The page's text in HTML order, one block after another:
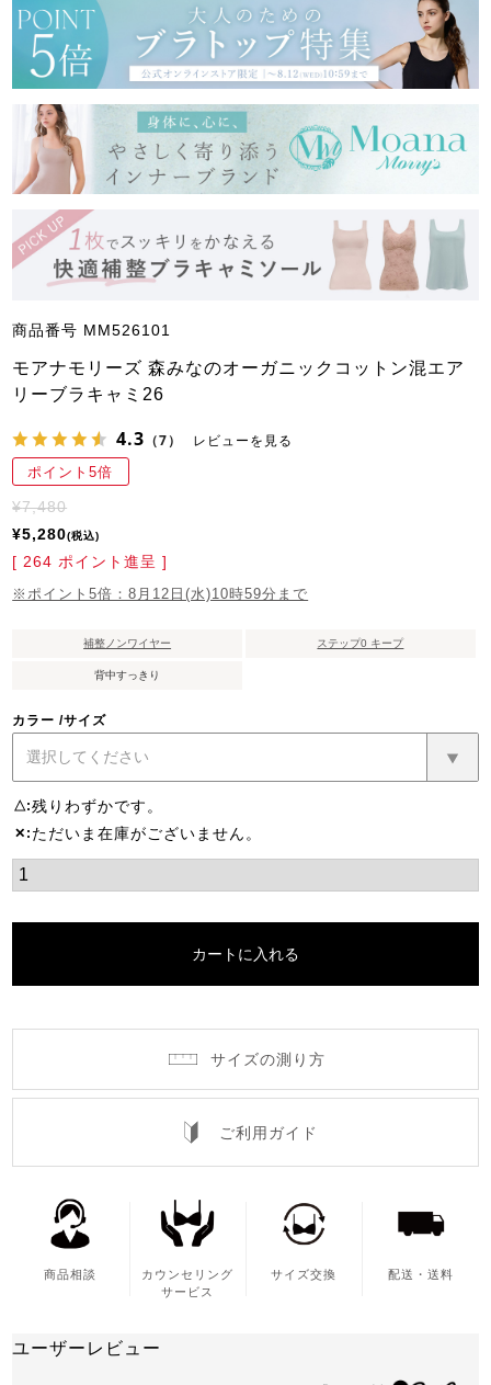
商品番号 MM526101
モアナモリーズ 森みなのオーガニックコットン混エア
リーブラキャミ26
4.3 （7） レビューを見る
ポイント5倍
¥7,480
¥5,280 税込
[ 264 ポイント進呈 ]
※ポイント5倍：8月12日(水)10時59分まで
補整ノンワイヤー ステップ0 キープ
背中すっきり
カラー サイズ
△ 残りわずかです。
✕ ただいま在庫がございません。
カートに入れる
サイズの測り方
ご利用ガイド
商品相談
カウンセリング
サービス
サイズ交換 配送・送料
ユーザーレビュー